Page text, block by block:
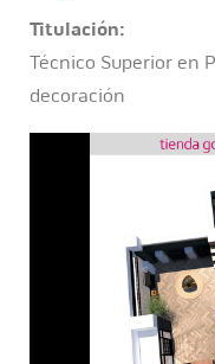
Titulación:
Técnico Superior en
decoración